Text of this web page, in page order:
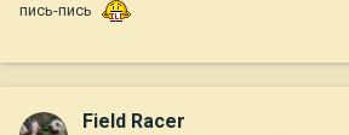
пись-пись
Field Racer